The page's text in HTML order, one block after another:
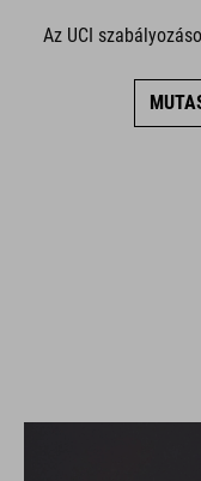
Az UCI